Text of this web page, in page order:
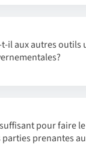
il aux autres outils
pour faire
prenantes au